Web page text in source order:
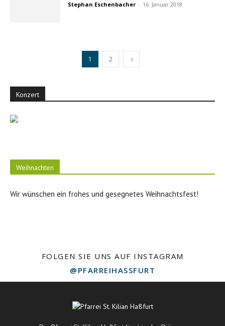
Stephan Eschenbacher - 16. Januar 2018
1 2
Konzert
Weihnachten
Wir wünschen ein frohes und gesegnetes Weihnachtsfest!
FOLGEN SIE UNS AUF INSTAGRAM
@PFARREIHASSFURT